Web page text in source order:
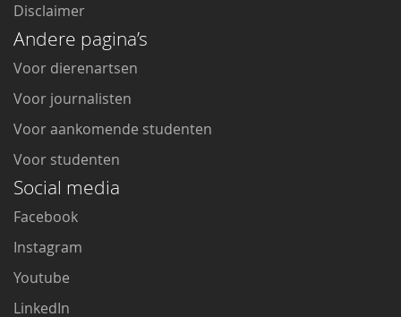
Disclaimer
Andere pagina’s
Voor dierenartsen
Voor journalisten
Voor aankomende studenten
Voor studenten
Social media
Facebook
Instagram
Youtube
LinkedIn